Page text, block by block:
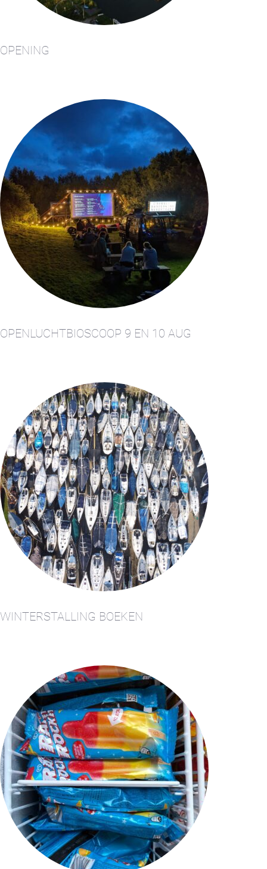
Yacht Service
Aanvraag
Winterstalling
Marina
Volendam
Yacht
Service
locatie
Volendam
404
Boeken
Contact &
Route
Cookie beleid
Huur een
zeiljacht
Nieuws
Privacy
Reserveren
Sitemap
Slapen op de
Haven
Appartement
Kajuit
Midscheeps
Kamer
Stuurboord
Success
Vacatures
Waterland
OPENING
OPENLUCHTBIOSCOOP 9 EN 10 AUG
WINTERSTALLING BOEKEN